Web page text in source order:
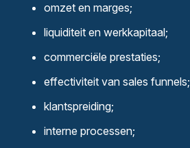
omzet en marges;
liquiditeit en werkkapitaal;
commerciële prestaties;
effectiviteit van sales funnels;
klantspreiding;
interne processen;